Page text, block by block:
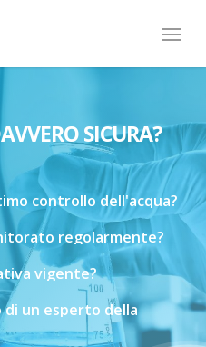
Menu
SICURA?
controllo dell'acqua?
regolarmente?
vigente?
di un esperto della